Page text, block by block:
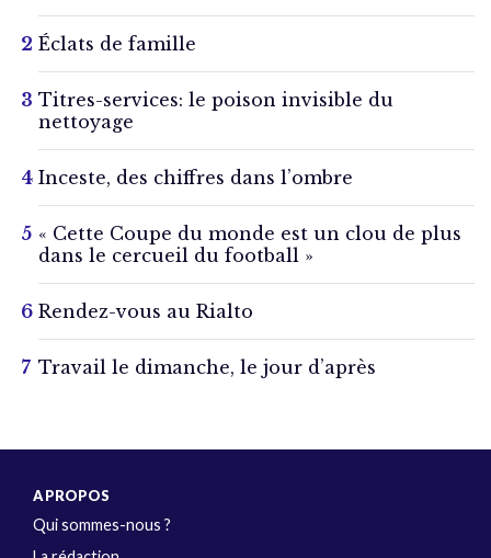
Éclats de famille
Titres-services: le poison invisible du
nettoyage
Inceste, des chiffres dans l’ombre
« Cette Coupe du monde est un clou de plus
dans le cercueil du football »
Rendez-vous au Rialto
Travail le dimanche, le jour d’après
A PROPOS
Qui sommes-nous ?